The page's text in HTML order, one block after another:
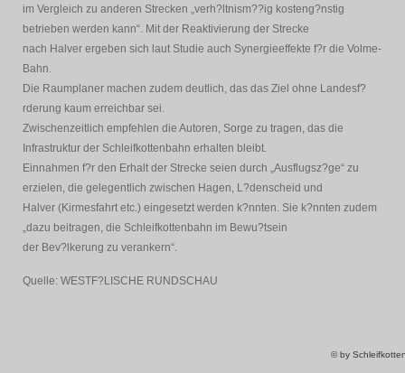
im Vergleich zu anderen Strecken „verh?ltnism??ig kosteng?nstig
betrieben werden kann“. Mit der Reaktivierung der Strecke
nach Halver ergeben sich laut Studie auch Synergieeffekte f?r die Volme-
Bahn.
Die Raumplaner machen zudem deutlich, das das Ziel ohne Landesf?
rderung kaum erreichbar sei.
Zwischenzeitlich empfehlen die Autoren, Sorge zu tragen, das die
Infrastruktur der Schleifkottenbahn erhalten bleibt.
Einnahmen f?r den Erhalt der Strecke seien durch „Ausflugsz?ge“ zu
erzielen, die gelegentlich zwischen Hagen, L?denscheid und
Halver (Kirmesfahrt etc.) eingesetzt werden k?nnten. Sie k?nnten zudem
„dazu beitragen, die Schleifkottenbahn im Bewu?tsein
der Bev?lkerung zu verankern“.
Quelle: WESTF?LISCHE RUNDSCHAU
© by